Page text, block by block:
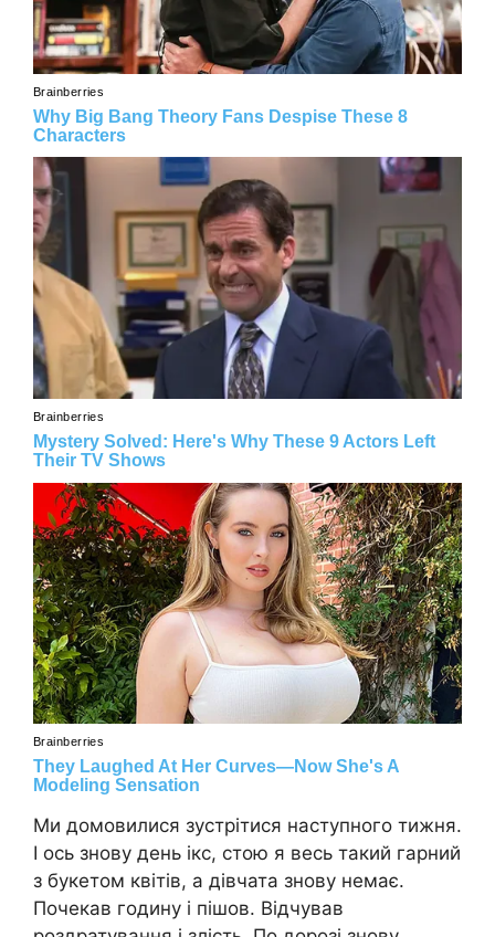
Ми домовилися зустрітися наступного тижня.
І ось знову день ікс, стою я весь такий гарний
з букетом квітів, а дівчата знову немає.
Почекав годину і пішов. Відчував